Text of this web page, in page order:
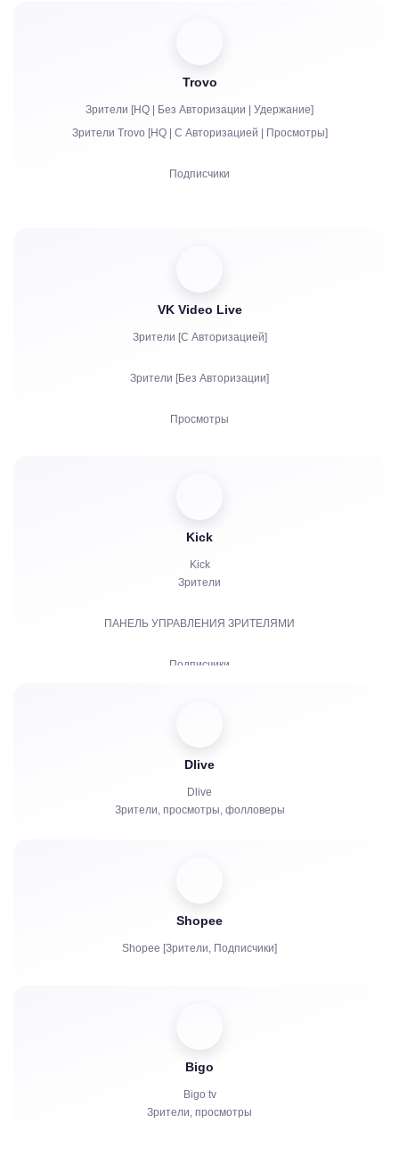
Битсы | Платные подписки | Праймы
Чат боты
Живое общение в чате
Жалобы
Trovo
Зрители [HQ | Без Авторизации | Удержание]
Зрители Trovo [HQ | С Авторизацией | Просмотры]
Подписчики
VK Video Live
Зрители [С Авторизацией]
Зрители [Без Авторизации]
Просмотры
Kick
Kick
Зрители
ПАНЕЛЬ УПРАВЛЕНИЯ ЗРИТЕЛЯМИ
Подписчики
Чат боты
Dlive
Dlive
Зрители, просмотры, фолловеры
Shopee
Shopee [Зрители, Подписчики]
Bigo
Bigo tv
Зрители, просмотры